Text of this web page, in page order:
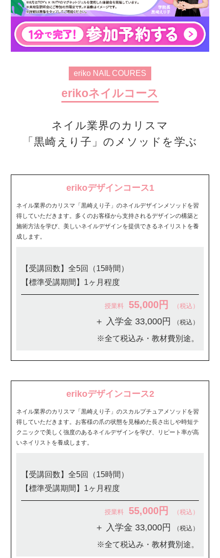
eriko NAIL COURES
erikoネイルコース
ネイル業界のカリスマ
「黒崎えり子」のメソッドを学ぶ
erikoデザインコース1
ネイル業界のカリスマ「黒崎えり子」のネイルデザインメソッドを習
得していただきます。多くのお客様から支持されるデザインの構築と
施術方法を学び、美しいネイルデザインを提供できるネイリストを養
成します。
【受講回数】全5回（15時間）
【標準受講期間】1ヶ月程度
授業料 55,000円 （税込）
＋ 入学金 33,000円 （税込）
※全て税込み・教材費別途。
erikoデザインコース2
ネイル業界のカリスマ「黒崎えり子」のスカルプチュアメソッドを習
得していただきます。お客様の爪の状態を見極めた長さ出しや時短テ
クニックで美しく強度のあるネイルデザインを学び、リピート率が高
いネイリストを養成します。
【受講回数】全5回（15時間）
【標準受講期間】1ヶ月程度
授業料 55,000円 （税込）
＋ 入学金 33,000円 （税込）
※全て税込み・教材費別途。